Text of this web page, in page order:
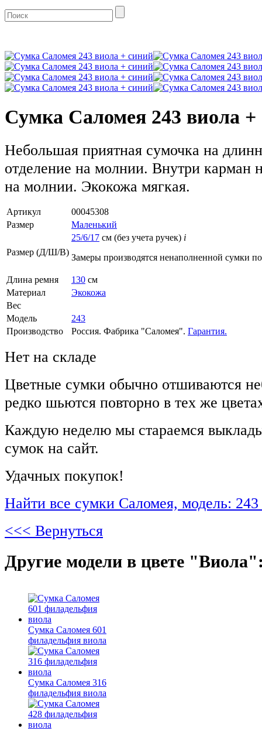
Сумка Саломея 243 виола
Небольшая приятная сумочка на
отделение на молнии. Внутри карман
на молнии. Экокожа мягкая.
Артикул
00045308
Размер
Маленький
Размер (Д/Ш/В)
25/6/17 см (без учета ручек) i
Замеры производятся ненаполненной сумки
Длина ремня 130 см
Материал
Экокожа
Вес
Модель
243
Производство
Россия. Фабрика "Саломея". Гарантия.
Нет на складе
Цветные сумки обычно отшиваются
редко шьются повторно в тех же
Каждую неделю мы стараемся
сумок на сайт.
Удачных покупок!
Найти все сумки Саломея, модель:
<<< Вернуться
Другие модели в цвете
Сумка Саломея 601
филадельфия виола
Сумка Саломея 316
филадельфия виола